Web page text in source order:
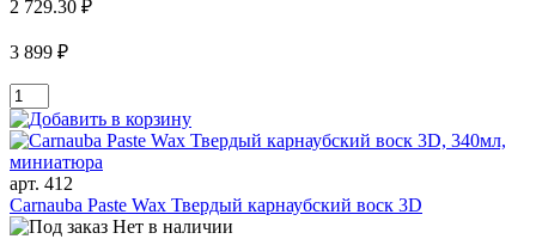
2 729.30 ₽
3 899 ₽
арт. 412
Carnauba Paste Wax Твердый карнаубский воск 3D
Нет в наличии